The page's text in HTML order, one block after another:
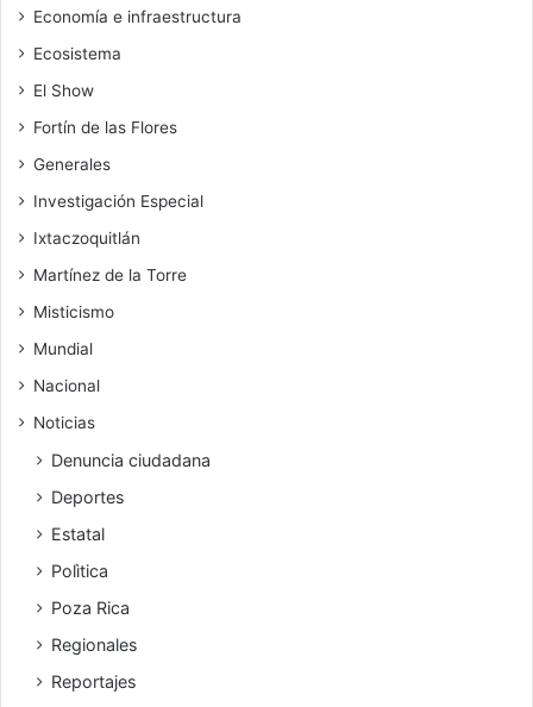
Economía e infraestructura
Ecosistema
El Show
Fortín de las Flores
Generales
Investigación Especial
Ixtaczoquitlán
Martínez de la Torre
Misticismo
Mundial
Nacional
Noticias
Denuncia ciudadana
Deportes
Estatal
Polìtica
Poza Rica
Regionales
Reportajes